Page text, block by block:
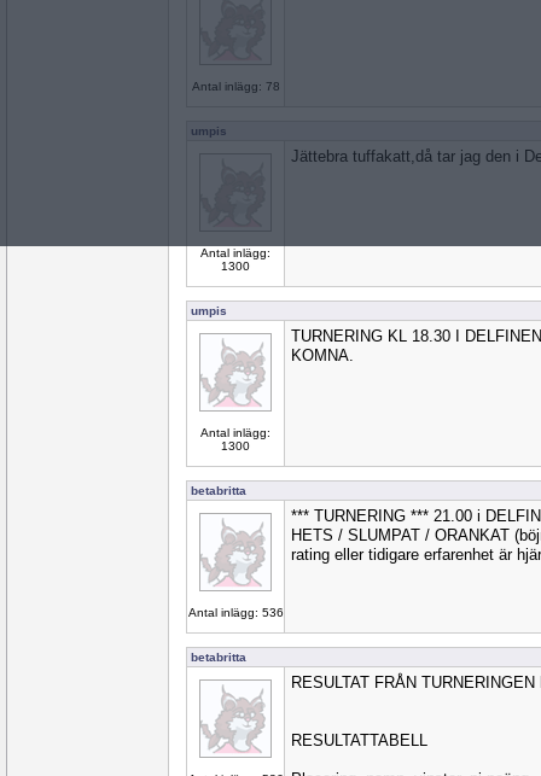
Antal inlägg: 78
umpis
Antal inlägg:
1300
Jättebra tuffakatt,då tar jag den i
umpis
Antal inlägg:
1300
TURNERING KL 18.30 I
KOMNA.
betabritta
Antal inlägg: 536
*** TURNERING *** 21.00 i
HETS / SLUMPAT / ORANKAT
rating eller tidigare erfarenhet är
betabritta
RESULTAT FRÅN
RESULTATTABELL